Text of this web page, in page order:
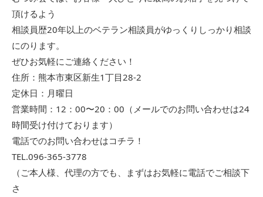
頂けるよう
相談員歴20年以上のベテラン相談員がゆっくりしっかり相談
にのります。
ぜひお気軽にご連絡ください！
住所：熊本市東区新生1丁目28-2
定休日：月曜日
営業時間：12：00〜20：00（メールでのお問い合わせは24
時間受け付けております）
電話でのお問い合わせはコチラ！
TEL.096-365-3778
（ご本人様、代理の方でも、まずはお気軽に電話でご相談下
さ